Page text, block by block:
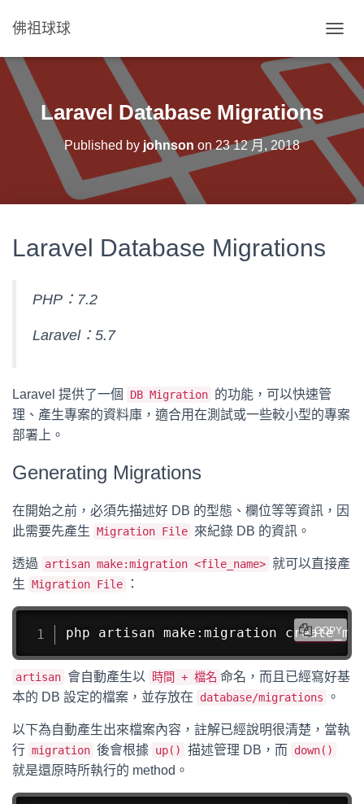
佛祖球球
O
G
E
N
A
Laravel Database Migrations
Published by johnson on23 12 月, 2018
Laravel Database Migrations
PHP：7.2
Laravel：5.7
Laravel 提供了一個 DB Migration 的功能，可以快速管
理、產生專案的資料庫，適合用在測試或一些較小型的專案
部署上。
Generating Migrations
在開始之前，必須先描述好 DB 的型態、欄位等等資訊，因
此需要先產生 Migration File 來紀錄 DB 的資訊。
透過 artisan make:migration <file_name> 就可以直接產
生 Migration File ：
php artisan make:migration COPY
artisan 會自動產生以 時間 + 檔名 命名，而且已經寫好基
本的 DB 設定的檔案，並存放在
database/migrations 。
以下為自動產生出來檔案內容，註解已經說明很清楚，當執
行 migration 後會根據 up() 描述管理 DB，而 down()
就是還原時所執行的 method。